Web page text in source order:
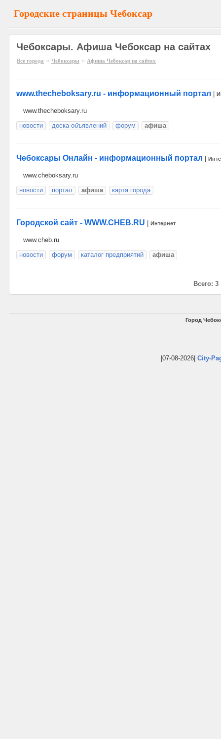
Городские страницы Чебоксар
Чебоксары. Афиша Чебоксар на сайтах
Все города » Чебоксары » Афиша Чебоксар на сайтах
www.thecheboksary.ru - информационный портал
www.thecheboksary.ru
новости
доска объявлений форум афиша
Чебоксары Онлайн - информационный портал
www.cheboksary.ru
новости
портал афиша карта города
Городской сайт - WWW.CHEB.RU Интернет
www.cheb.ru
новости
форум каталог предприятий афиша
Всего: 3
Город
|07-08-2026| City-